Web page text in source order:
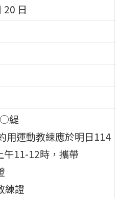
20 日
緹
用運動教練應於明日114
午11-12時，攜帶
練證